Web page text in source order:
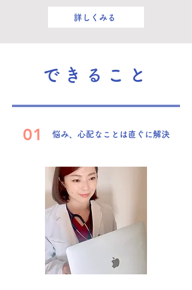
詳しくみる
できること
悩み、心配なことは直ぐに解決
01